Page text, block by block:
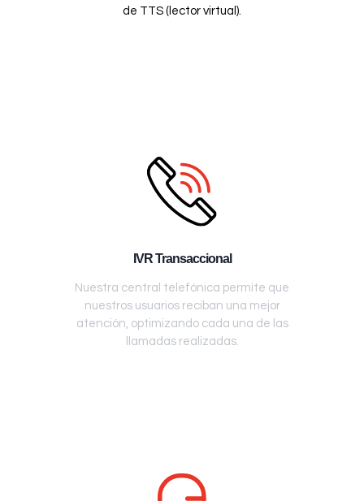
de TTS (lector virtual).
IVR Transaccional
Nuestra central telefónica permite que
nuestros usuarios reciban una mejor
atención, optimizando cada una de las
llamadas realizadas.